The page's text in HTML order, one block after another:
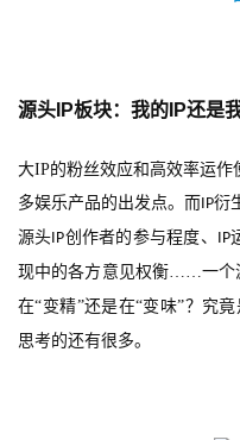
戏
单
机
游
戏
休
闲
源头 IP板块：我的 IP还是
大IP的粉丝效应和高效率运作
多娱乐产品的出发点。而IP衍
源头IP创作者的参与程度、 IP
现中的各方意见权衡……一个
在“变精”还是在“变味”？究竟
思考的还有很多。